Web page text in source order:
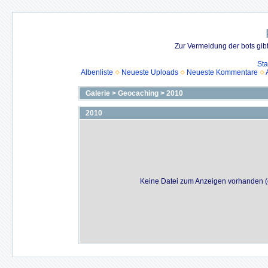
Zur Vermeidung der bots
Albenliste
Neueste Uploads Neueste Kommentare
Galerie > Geocaching > 2010
2010
Keine Datei zum Anzeigen vorhanden